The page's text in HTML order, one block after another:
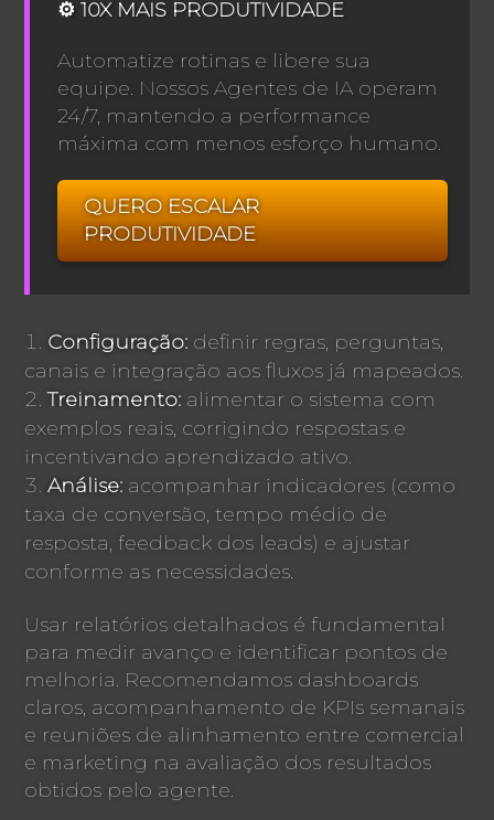
⚙️ 10X MAIS PRODUTIVIDADE
Automatize rotinas e libere sua
equipe. Nossos Agentes de IA operam
24/7, mantendo a performance
máxima com menos esforço humano.
QUERO ESCALAR
PRODUTIVIDADE
Configuração: definir regras, perguntas,
canais e integração aos fluxos já mapeados.
Treinamento: alimentar o sistema com
exemplos reais, corrigindo respostas e
incentivando aprendizado ativo.
Análise: acompanhar indicadores (como
taxa de conversão, tempo médio de
resposta, feedback dos leads) e ajustar
conforme as necessidades.
Usar relatórios detalhados é fundamental
para medir avanço e identificar pontos de
melhoria. Recomendamos dashboards
claros, acompanhamento de KPIs semanais
e reuniões de alinhamento entre comercial
e marketing na avaliação dos resultados
obtidos pelo agente.